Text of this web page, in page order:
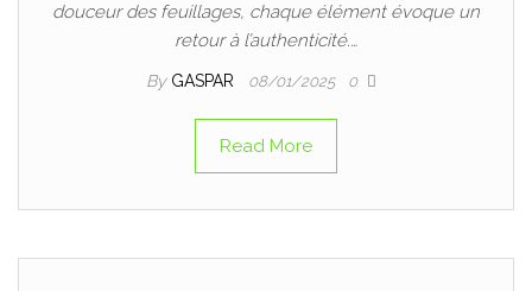
douceur des feuillages, chaque élément évoque un
retour à l’authenticité.…
By GASPAR 08/01/2025 0
Read More